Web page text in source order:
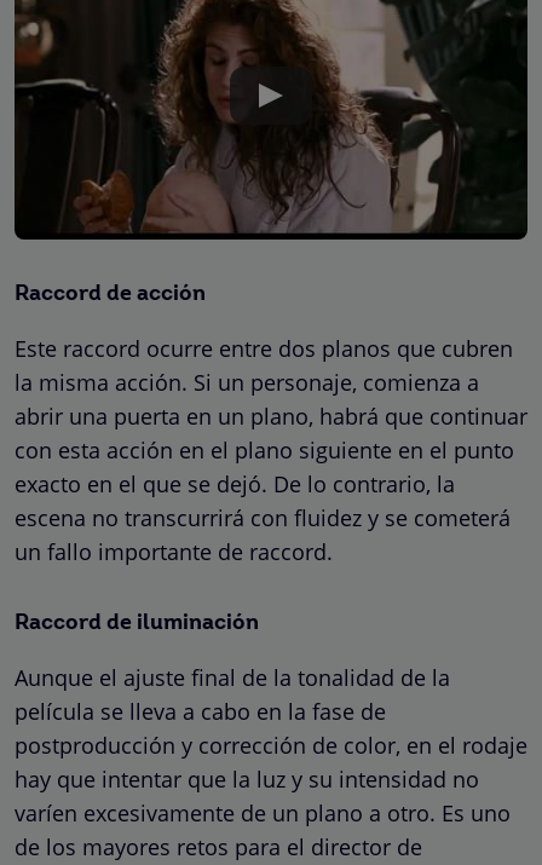
Raccord de acción
Este raccord ocurre entre dos planos que cubren
la misma acción. Si un personaje, comienza a
abrir una puerta en un plano, habrá que continuar
con esta acción en el plano siguiente en el punto
exacto en el que se dejó. De lo contrario, la
escena no transcurrirá con fluidez y se cometerá
un fallo importante de raccord.
Raccord de iluminación
Aunque el ajuste final de la tonalidad de la
película se lleva a cabo en la fase de
postproducción y corrección de color, en el rodaje
hay que intentar que la luz y su intensidad no
varíen excesivamente de un plano a otro. Es uno
de los mayores retos para el director de